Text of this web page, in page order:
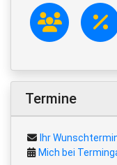
Termine
Ihr
Mich bei